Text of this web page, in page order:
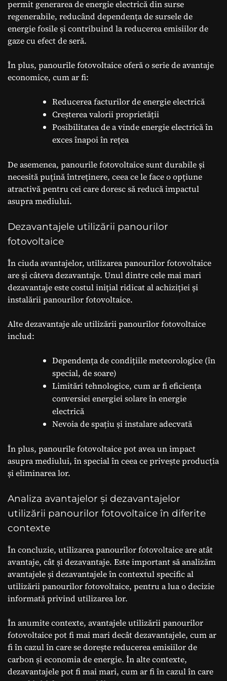
permit generarea de energie electrică din surse
regenerabile, reducând dependența de sursele de
energie fosile și contribuind la reducerea emisiilor de
gaze cu efect de seră.
În plus, panourile fotovoltaice oferă o serie de avantaje
economice, cum ar fi:
Reducerea facturilor de energie electrică
Creșterea valorii proprietății
Posibilitatea de a vinde energie electrică în
exces înapoi în rețea
De asemenea, panourile fotovoltaice sunt durabile și
necesită puțină întreținere, ceea ce le face o opțiune
atractivă pentru cei care doresc să reducă impactul
asupra mediului.
Dezavantajele utilizării panourilor
fotovoltaice
În ciuda avantajelor, utilizarea panourilor fotovoltaice
are și câteva dezavantaje. Unul dintre cele mai mari
dezavantaje este costul inițial ridicat al achiziției și
instalării panourilor fotovoltaice.
Alte dezavantaje ale utilizării panourilor fotovoltaice
includ:
Dependența de condițiile meteorologice (în
special, de soare)
Limitări tehnologice, cum ar fi eficiența
conversiei energiei solare în energie
electrică
Nevoia de spațiu și instalare adecvată
În plus, panourile fotovoltaice pot avea un impact
asupra mediului, în special în ceea ce privește producția
și eliminarea lor.
Analiza avantajelor și dezavantajelor
utilizării panourilor fotovoltaice în diferite
contexte
În concluzie, utilizarea panourilor fotovoltaice are atât
avantaje, cât și dezavantaje. Este important să analizăm
avantajele și dezavantajele în contextul specific al
utilizării panourilor fotovoltaice, pentru a lua o decizie
informată privind utilizarea lor.
În anumite contexte, avantajele utilizării panourilor
fotovoltaice pot fi mai mari decât dezavantajele, cum ar
fi în cazul în care se dorește reducerea emisiilor de
carbon și economia de energie. În alte contexte,
dezavantajele pot fi mai mari, cum ar fi în cazul în care